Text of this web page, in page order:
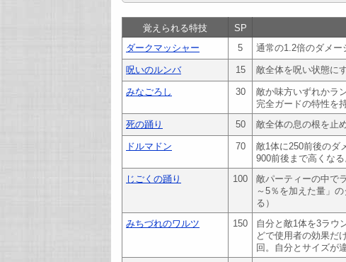
覚えられる特技 SP
ダークマッシャー
5 通常の1.2倍のダメー
呪いのルンバ 15 敵全体を呪い状態に
みなごろし 30
敵か味方いずれかラ
完全ガードの特性を
死の踊り
50 敵全体の息の根を止め
ドルマドン 70
敵1体に250前後のダ
900前後まで高くなる
じごくの踊り
100
敵パーティーの中で
～5％を加えた量」
る）
みちづれのワルツ
150
自分と敵1体を3ラウ
どで使用者の効果だ
回。自分とサイズが